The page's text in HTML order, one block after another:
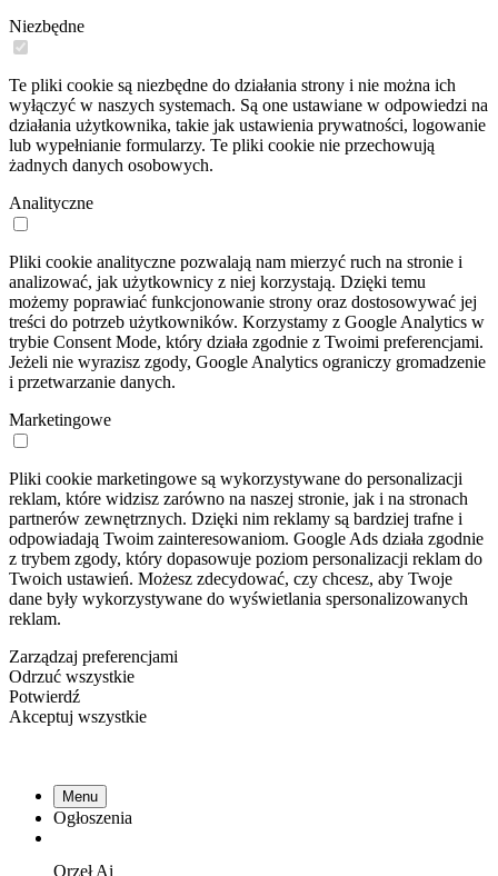
Niezbędne
Te pliki cookie są niezbędne do działania strony i nie można ich
wyłączyć w naszych systemach. Są one ustawiane w odpowiedzi na
działania użytkownika, takie jak ustawienia prywatności, logowanie
lub wypełnianie formularzy. Te pliki cookie nie przechowują
żadnych danych osobowych.
Analityczne
Pliki cookie analityczne pozwalają nam mierzyć ruch na stronie i
analizować, jak użytkownicy z niej korzystają. Dzięki temu
możemy poprawiać funkcjonowanie strony oraz dostosowywać jej
treści do potrzeb użytkowników. Korzystamy z Google Analytics w
trybie Consent Mode, który działa zgodnie z Twoimi preferencjami.
Jeżeli nie wyrazisz zgody, Google Analytics ograniczy gromadzenie
i przetwarzanie danych.
Marketingowe
Pliki cookie marketingowe są wykorzystywane do personalizacji
reklam, które widzisz zarówno na naszej stronie, jak i na stronach
partnerów zewnętrznych. Dzięki nim reklamy są bardziej trafne i
odpowiadają Twoim zainteresowaniom. Google Ads działa zgodnie
z trybem zgody, który dopasowuje poziom personalizacji reklam do
Twoich ustawień. Możesz zdecydować, czy chcesz, aby Twoje
dane były wykorzystywane do wyświetlania spersonalizowanych
reklam.
Zarządzaj preferencjami
Odrzuć wszystkie
Potwierdź
Akceptuj wszystkie
Menu
Ogłoszenia
OrzełAi